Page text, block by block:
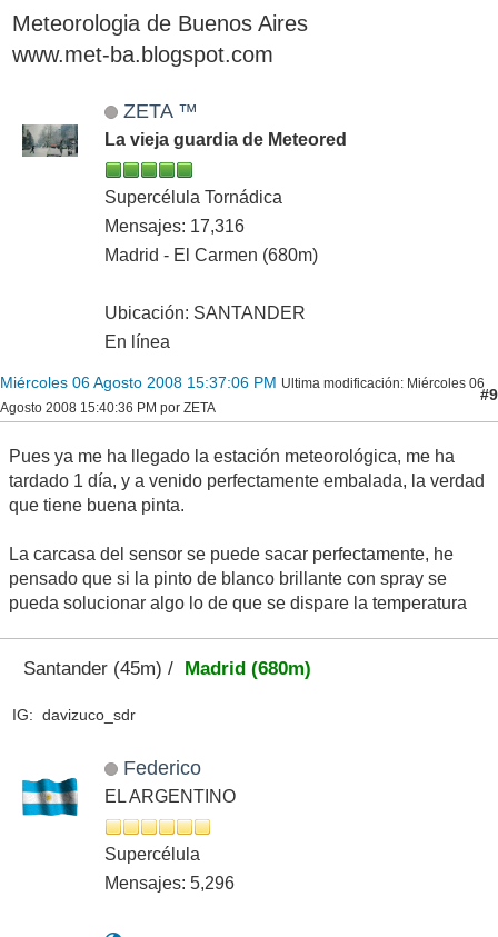
Meteorologia de Buenos Aires
www.met-ba.blogspot.com
ZETA ™
La vieja guardia de Meteored
Supercélula Tornádica
Mensajes: 17,316
Madrid - El Carmen (680m)
Ubicación: SANTANDER
En línea
Miércoles 06 Agosto 2008 15:37:06 PM Ultima modificación: Miércoles 06
Agosto 2008 15:40:36 PM por ZETA
#9
Pues ya me ha llegado la estación meteorológica, me ha
tardado 1 día, y a venido perfectamente embalada, la verdad
que tiene buena pinta.
La carcasa del sensor se puede sacar perfectamente, he
pensado que si la pinto de blanco brillante con spray se
pueda solucionar algo lo de que se dispare la temperatura
Santander (45m) / Madrid (680m)
IG: davizuco_sdr
Federico
EL ARGENTINO
Supercélula
Mensajes: 5,296